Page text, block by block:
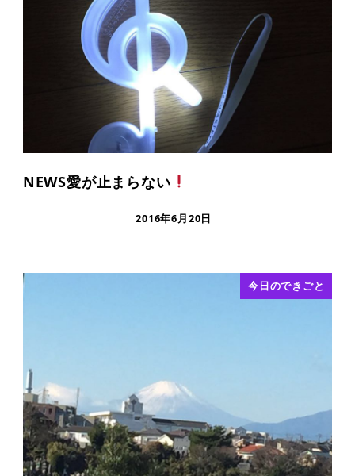
NEWS愛が止まらない
2016年6月20日
今日のできごと